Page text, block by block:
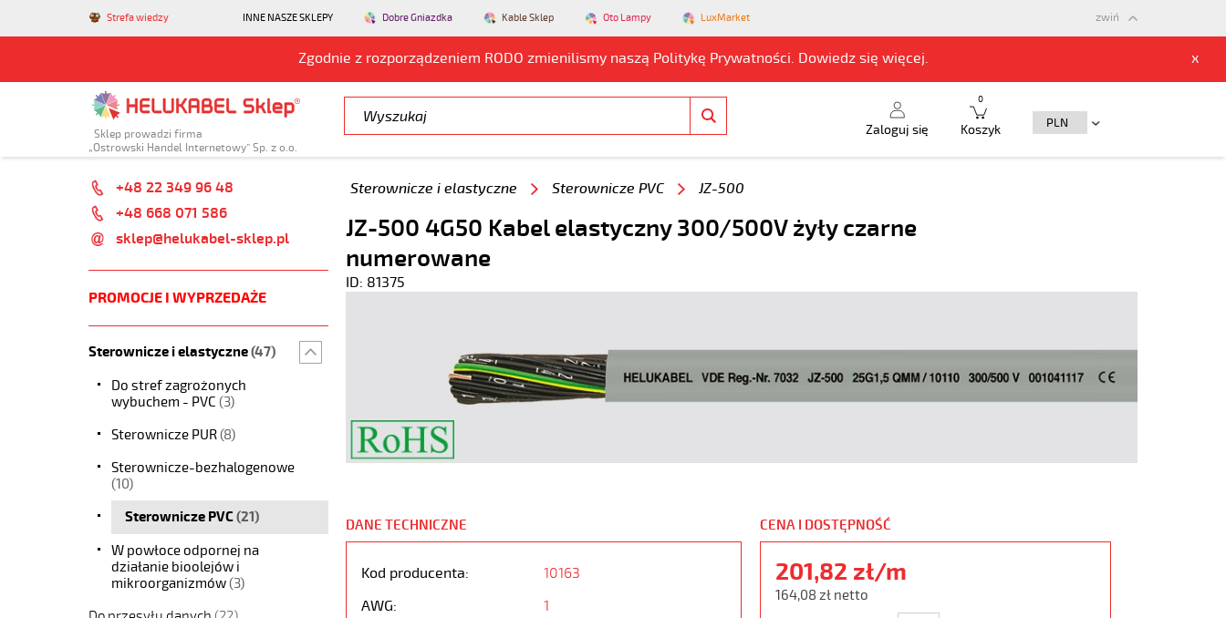
Strefa wiedzy INNE NASZE SKLEPY Dobre Gniazdka Kable Sklep Oto Lampy LuxMarket
Zgodnie z rozporządzeniem RODO zmienilismy naszą Politykę Prywatności. Dowiedz się więcej. x
zwiń
Sklep prowadzi firma
„Ostrowski Handel Internetowy” Sp. z o.o.
Zaloguj się Koszyk
0
+48 22 349 96 48
+48 668 071 586
sklep@helukabel-sklep.pl
PROMOCJE I WYPRZEDAŻE
Sterownicze i elastyczne(47)
Do stref zagrożonych
wybuchem - PVC (3)
Sterownicze PUR(8)
Sterownicze-bezhalogenowe
(10)
Sterownicze PVC(21)
W powłoce odpornej na
działanie bioolejów i
mikroorganizmów(3)
Sterownicze i elastyczne Sterownicze PVC JZ-500
JZ-500 4G50 Kabel elastyczny 300/500V żyły czarne
numerowane
ID: 81375
DANE TECHNICZNE
Kod producenta:
10163
AWG:
1
CENA I DOSTĘPNOŚĆ
201,82 zł/m
164,08 zł netto